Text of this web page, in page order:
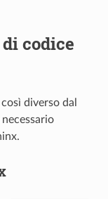
codice
diverso dal